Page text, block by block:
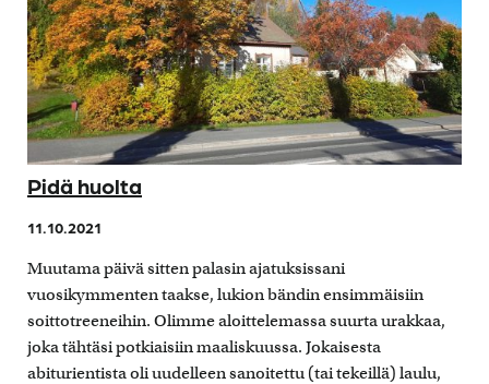
Pidä huolta
11.10.2021
Muutama päivä sitten palasin ajatuksissani
vuosikymmenten taakse, lukion bändin ensimmäisiin
soittotreeneihin. Olimme aloittelemassa suurta urakkaa,
joka tähtäsi potkiaisiin maaliskuussa. Jokaisesta
abiturientista oli uudelleen sanoitettu (tai tekeillä) laulu,